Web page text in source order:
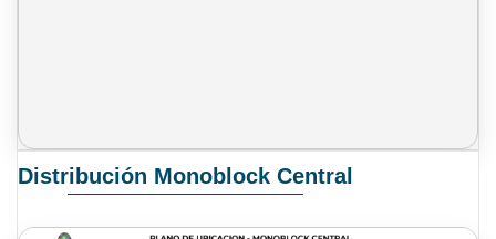
Distribución Monoblock Central